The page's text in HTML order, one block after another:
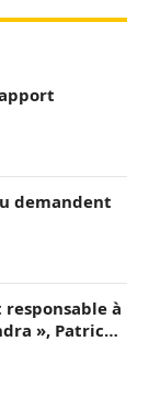
demandent
responsable à
», Patrice